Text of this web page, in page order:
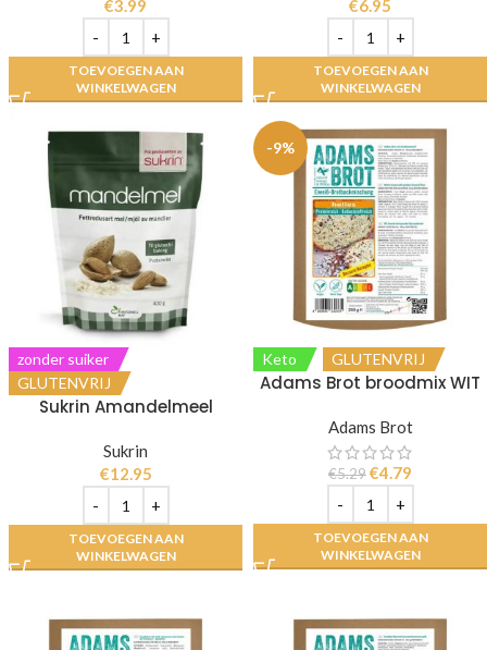
€3.99
TOEVOEGEN AAN
WINKELWAGEN
€6.95
TOEVOEGEN AAN
WINKELWAGEN
zonder suiker
GLUTENVRIJ
Sukrin Amandelmeel
Sukrin
€12.95
TOEVOEGEN AAN
WINKELWAGEN
-9%
Keto GLUTENVRIJ
Adams Brot broodmix WIT
Adams Brot
€5.29€4.79
TOEVOEGEN AAN
WINKELWAGEN